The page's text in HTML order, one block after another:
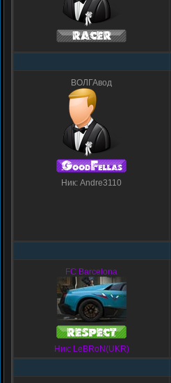
ВОЛГАвод
Ник: Andre3110
FC Barcelona
Ник: LeBRoN(UKR)